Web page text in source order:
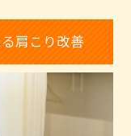
肩こり改善